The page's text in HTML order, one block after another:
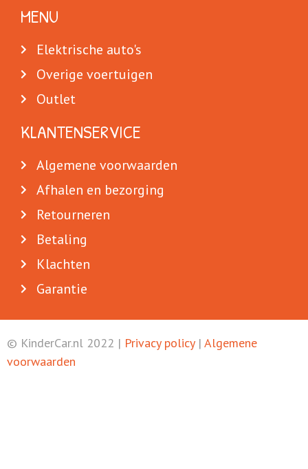
MENU
Elektrische auto's
Overige voertuigen
Outlet
KLANTENSERVICE
Algemene voorwaarden
Afhalen en bezorging
Retourneren
Betaling
Klachten
Garantie
© KinderCar.nl 2022 | Privacy policy| Algemene
voorwaarden